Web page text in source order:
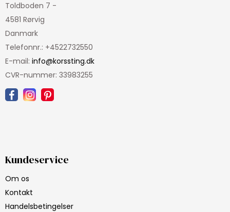
Toldboden 7 -
4581 Rørvig
Danmark
Telefonnr.: +4522732550
E-mail: info@korssting.dk
CVR-nummer: 33983255
Kundeservice
Om os
Kontakt
Handelsbetingelser